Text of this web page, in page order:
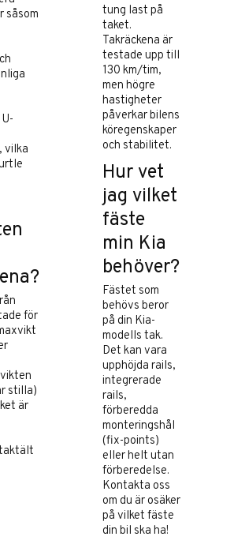
såsom
vilka
för
stilla)
är
tung last på
taket.
Takräckena är
testade upp till
130 km/tim,
men högre
hastigheter
påverkar bilens
köregenskaper
och stabilitet.
Hur vet
jag vilket
fäste
min Kia
behöver?
Fästet som
behövs beror
på din Kia-
modells tak.
Det kan vara
upphöjda rails,
integrerade
rails,
förberedda
monteringshål
(fix-points)
eller helt utan
förberedelse.
Kontakta oss
om du är osäker
på vilket fäste
din bil ska ha!